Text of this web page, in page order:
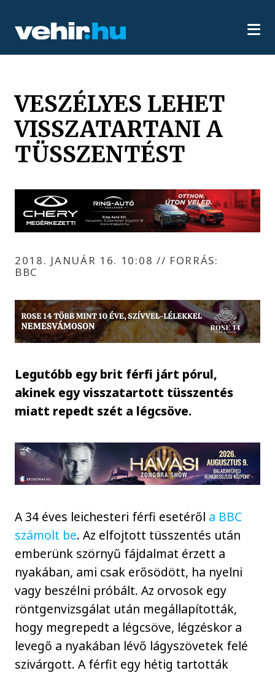
VESZÉLYES LEHET
VISSZATARTANI A
TÜSSZENTÉST
2018. JANUÁR 16. 10:08 // FORRÁS:
BBC
Legutóbb egy brit férfi járt pórul,
akinek egy visszatartott tüsszentés
miatt repedt szét a légcsöve.
A 34 éves leichesteri férfi esetéről a BBC
számolt be. Az elfojtott tüsszentés után
emberünk szörnyű fájdalmat érzett a
nyakában, ami csak erősödött, ha nyelni
vagy beszélni próbált. Az orvosok egy
röntgenvizsgálat után megállapították,
hogy megrepedt a légcsöve, légzéskor a
levegő a nyakában lévő lágyszövetek felé
szivárgott. A férfit egy hétig tartották